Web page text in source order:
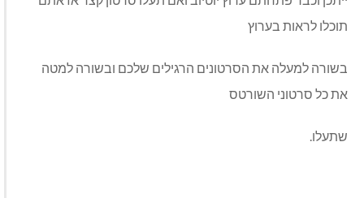
תוכלו לראות בערוץ
בשורה למעלה את הסרטונים הרגילים שלכם ובשורה למטה
את כל סרטוני השורטס
שתעלו.